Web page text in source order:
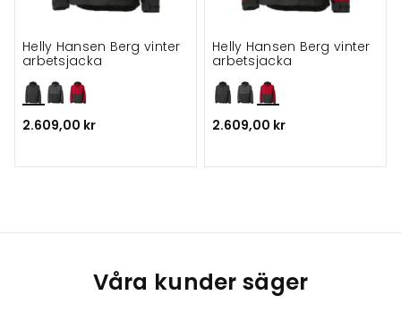
Helly Hansen Berg vinter
arbetsjacka
2.609,00 kr
Helly Hansen Berg vinter
arbetsjacka
2.609,00 kr
Våra kunder säger